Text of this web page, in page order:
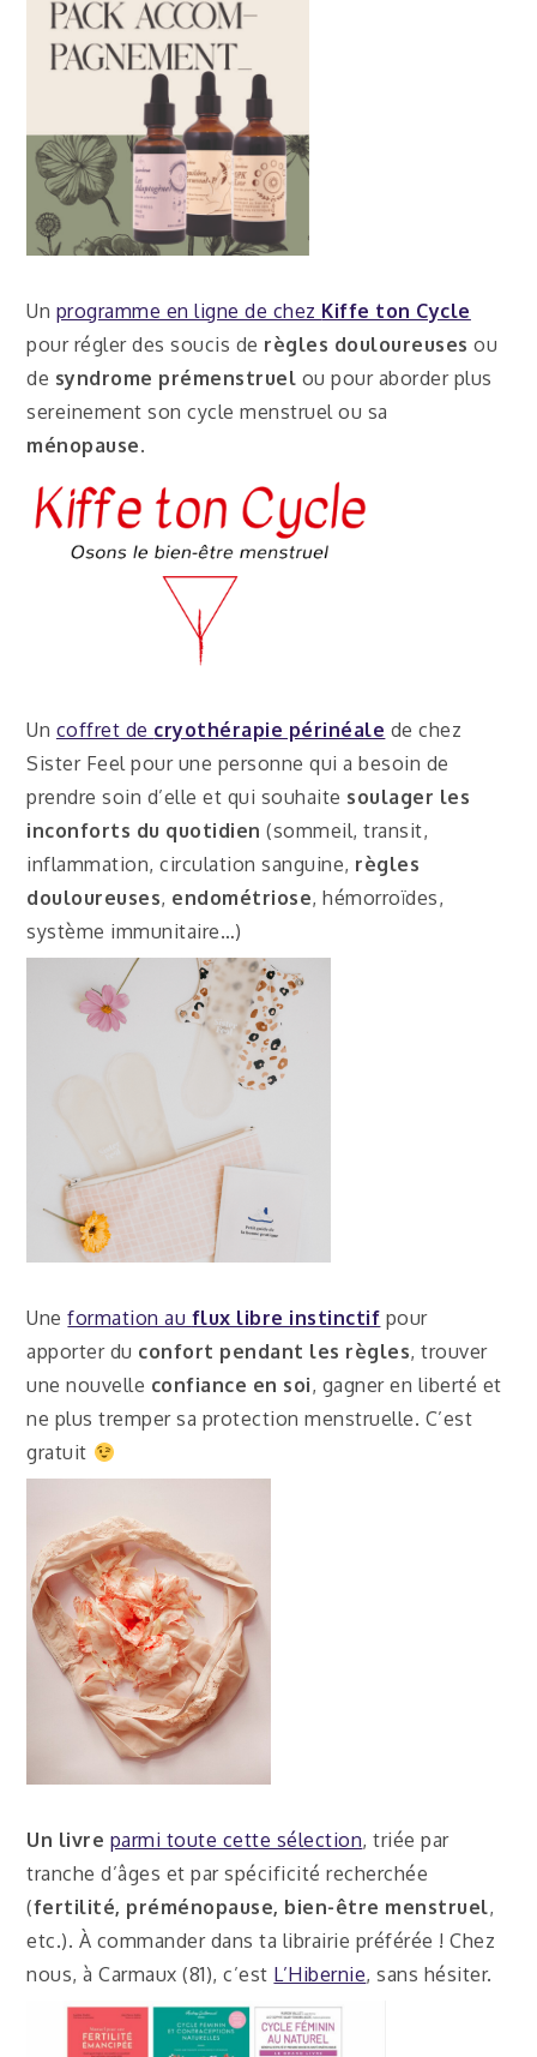
Un programme en ligne de chez Kiffe ton Cycle
pour régler des soucis de règles douloureusesou
de syndrome prémenstruel ou pour aborder plus
sereinement son cycle menstruel ou sa
ménopause.
Un coffret de cryothérapie périnéale de chez
Sister Feel pour une personne qui a besoin de
prendre soin d’elle et qui souhaite soulager les
inconforts du quotidien(sommeil, transit,
inflammation, circulation sanguine, règles
douloureuses, endométriose, hémorroïdes,
système immunitaire…)
Uneformation au flux libre instinctif pour
apporter du confort pendant les règles, trouver
une nouvelle confiance en soi, gagner en liberté et
ne plus tremper sa protection menstruelle. C’est
gratuit
Un livre parmi toute cette sélection, triée par
tranche d’âges et par spécificité recherchée
(fertilité, préménopause, bien-être menstruel,
etc.). À commander dans ta librairie préférée ! Chez
nous, à Carmaux (81), c’est L’Hibernie, sans hésiter.